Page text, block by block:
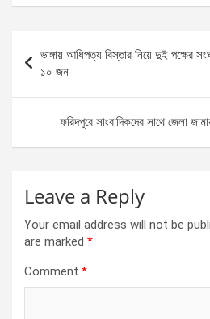
ce
o
o
k
se
g
er
at
A
p
p
ar
e
navigation
ভাঙ্গায় আধিপত্য বিস্তার নিয়ে দুই পক্ষের
১০ জন
ফরিদপুরে সাংবাদিকদের সাথে জেলা
Leave a Reply
Your email address will not be
are marked *
Comment *